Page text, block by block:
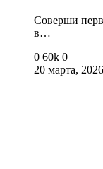
Соверши
в…
0 60k 0
20 марта, 2026